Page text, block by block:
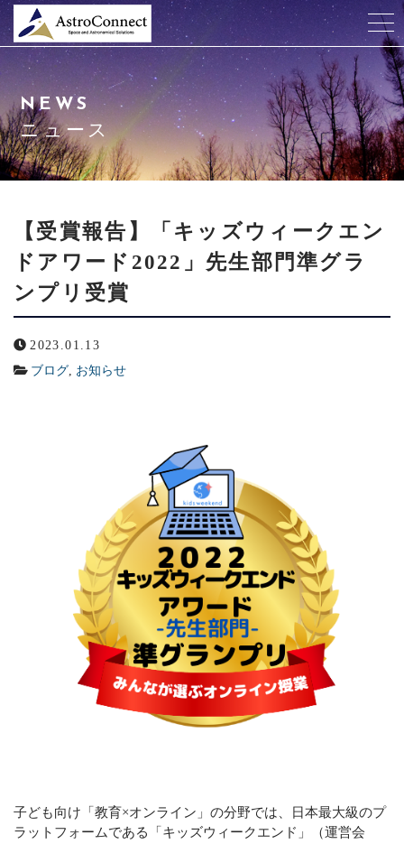
当社について
天井プラネタリウム
サービス紹介
会社概要
ニュース
よくある質問
申込/お問合せ
お問い合わせ
メールでの受付
お問い合わせフォーム
24時間受付中
お電話での受付
044-299-9009
受付時間 10：00～18：00
NEWS
ニュース
【受賞報告】「キッズウィークエン
ドアワード2022」先生部門準グラ
ンプリ受賞
2023.01.13
ブログ, お知らせ
子ども向け「教育×オンライン」の分野では、日本最大級のプ
ラットフォームである「キッズウィークエンド」（運営会